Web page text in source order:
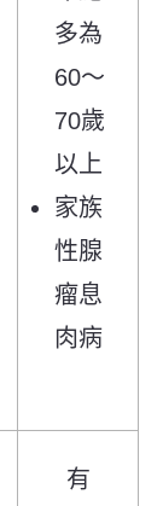
多為
60～
70歲
以上
家族
性腺
瘤息
肉病
有